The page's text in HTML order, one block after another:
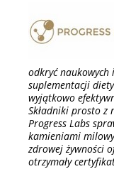
odkryć naukowych
suplementacji
wyjątkowo
Składniki prosto
Progress Labs
kamieniami
zdrowej żywności
otrzymały